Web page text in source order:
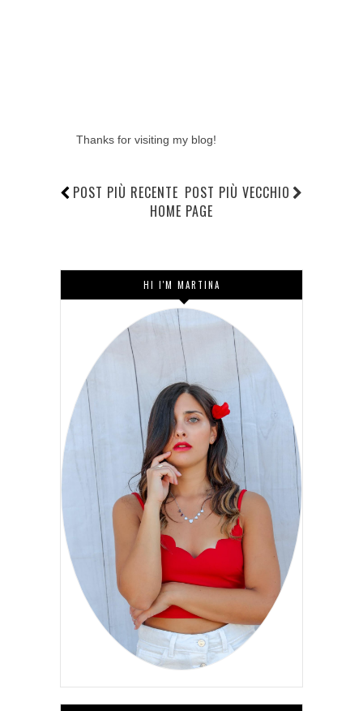
Thanks for visiting my blog!
POST PIÙ RECENTE POST PIÙ VECCHIO
HOME PAGE
HI I'M MARTINA